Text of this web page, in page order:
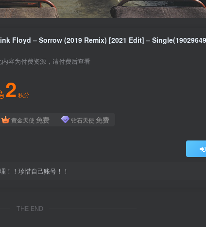
内容为付费资源，请付费后查看
2 积分
黄金天使 免费 钻石天使 免费
！！珍惜自己账号！！
THE END